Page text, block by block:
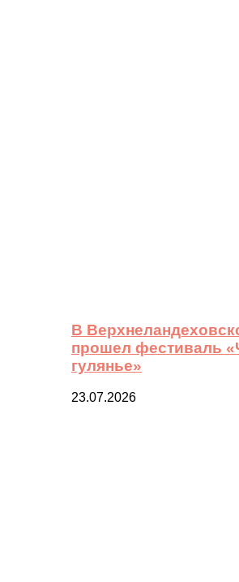
В
прошел фестиваль
гулянье»
23.07.2026